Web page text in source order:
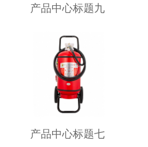
产品中心标题九
产品中心标题七